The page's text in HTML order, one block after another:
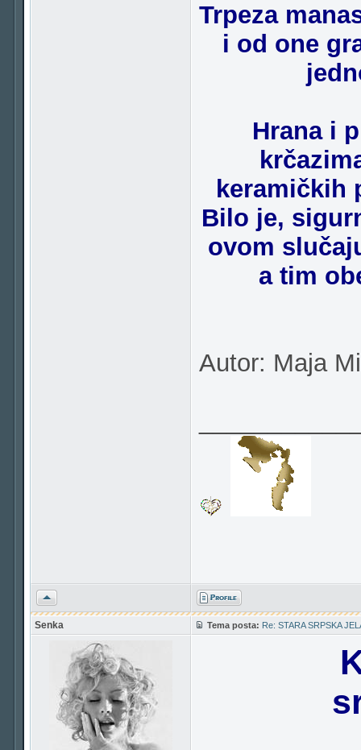
Trpeza
i od one
Hrana i
keramičkih
Bilo je,
ovom
a tim
Autor: Maja
Vrh
Senka Tema posta: Re: STARA SRPSKA